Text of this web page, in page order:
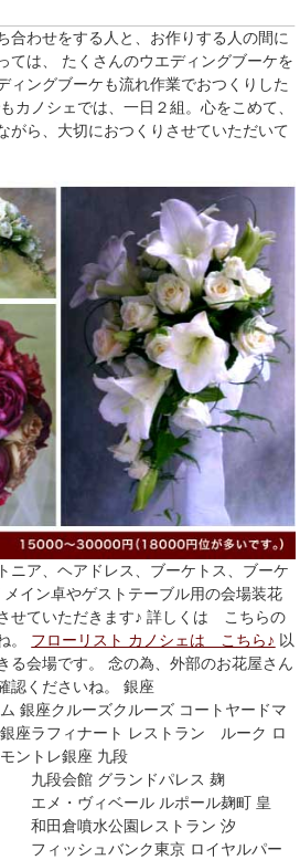
合わせをする人と、お作りする人の間に
ては、 たくさんのウエディングブーケを
ィングブーケも流れ作業でおつくりした
カノシェでは、一日２組。心をこめて、
がら、大切におつくりさせていただいて
ア、ヘアドレス、ブーケトス、ブーケ
イン卓やゲストテーブル用の会場装花
せていただきます♪ 詳しくは こちらの
。 フローリスト カノシェは こちら♪ 以
る会場です。 念の為、外部のお花屋さん
にご確認くださいね。 銀座
銀座クルーズクルーズ コートヤードマ
座ラフィナート レストラン ルーク ロ
ントレ銀座 九段
ンドパレス 麹
ール ルポール麹町 皇
園レストラン 汐
ク東京 ロイヤルパー